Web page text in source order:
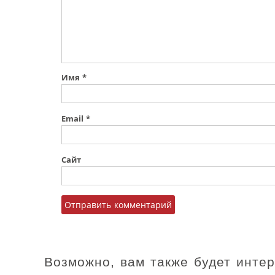
Имя *
Email *
Сайт
Возможно, вам также будет